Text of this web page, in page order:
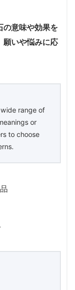
の意味や効果を
願いや悩みに応
range of
or
to choose